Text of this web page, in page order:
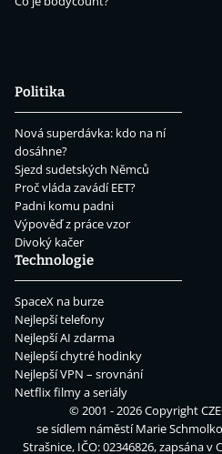
Politika
Nová superdávka: kdo na ní
dosáhne?
Sjezd sudetských Němců
Proč vláda zavádí EET?
Padni komu padni
Výpověď z práce vzor
Divoký kačer
Technologie
SpaceX na burze
Nejlepší telefony
Nejlepší AI zdarma
Nejlepší chytré hodinky
Nejlepší VPN – srovnání
Netflix filmy a seriály
© 2001 - 2026 Copyright
se sídlem náměstí Marie
Strašnice, IČO: 02346826, zapsána v